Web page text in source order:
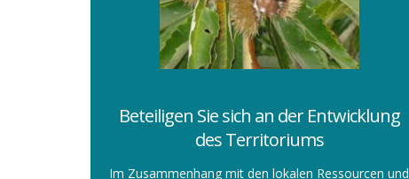
Beteiligen Sie sich an der Entwicklung
des Territoriums
Im Zusammenhang mit den lokalen Ressourcen und